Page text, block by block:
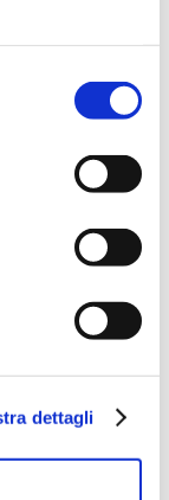
dettagli
di
Padova
ma poco